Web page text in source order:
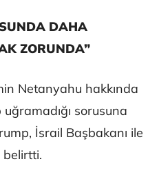
DAHA
ZORUNDA”
Netanyahu hakkında
uğramadığı sorusuna
İsrail Başbakanı ile
belirtti.